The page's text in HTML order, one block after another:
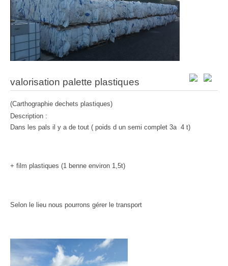
valorisation palette plastiques
(Carthographie dechets plastiques)
Description :
Dans les pals il y a de tout ( poids d un semi complet 3a 4 t)
+ film plastiques (1 benne environ 1,5t)
Selon le lieu nous pourrons gérer le transport